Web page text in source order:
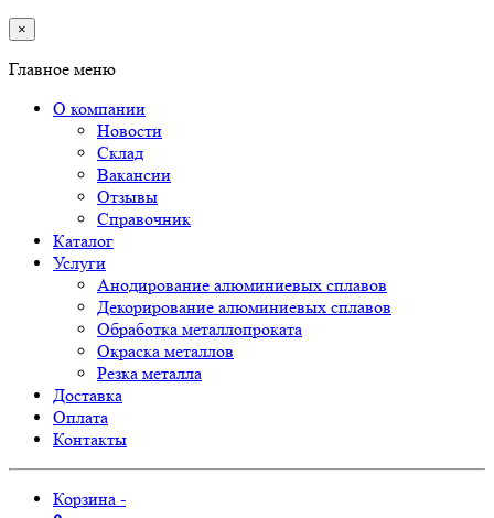
×
Главное меню
О компании
Новости
Склад
Вакансии
Отзывы
Справочник
Каталог
Услуги
Анодирование алюминиевых сплавов
Декорирование алюминиевых сплавов
Обработка металлопроката
Окраска металлов
Резка металла
Доставка
Оплата
Контакты
Корзина -